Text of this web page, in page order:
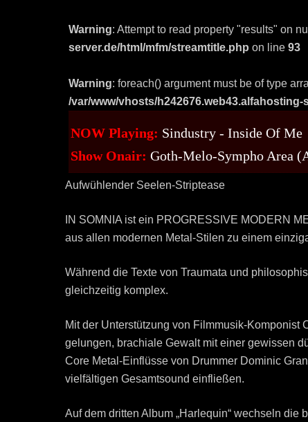
Warning: Attempt to read property "results" on
server.de/html/mfm/streamtitle.php on line93
Warning: foreach() argument must be of type
/var/www/vhosts/
NOW Playing: Sindustry - Inside Of Me
Show Onair: Goth-Melo-Sympho Area
Aufwühlender Seelen-Striptease
IN SOMNIA ist ein PROGRESSIVE MODERN
aus allen modernen Metal-Stilen zu einem
Während die Texte von Traumata und
gleichzeitig komplex.
Mit der Unterstützung von Filmmusik-
gelungen, brachiale Gewalt mit einer gewissen
Core Metal-Einflüsse von Drummer Dominic
vielfältigen Gesamtsound einfließen.
Auf dem dritten Album „Harlequin“ wechseln